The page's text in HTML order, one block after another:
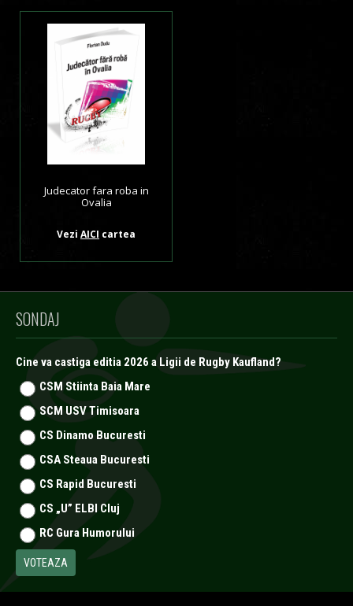
Judecator fara roba in
Ovalia
Vezi AICI cartea
SONDAJ
Cine va castiga editia 2026 a Ligii de Rugby Kaufland?
CSM Stiinta Baia Mare
SCM USV Timisoara
CS Dinamo Bucuresti
CSA Steaua Bucuresti
CS Rapid Bucuresti
CS „U” ELBI Cluj
RC Gura Humorului